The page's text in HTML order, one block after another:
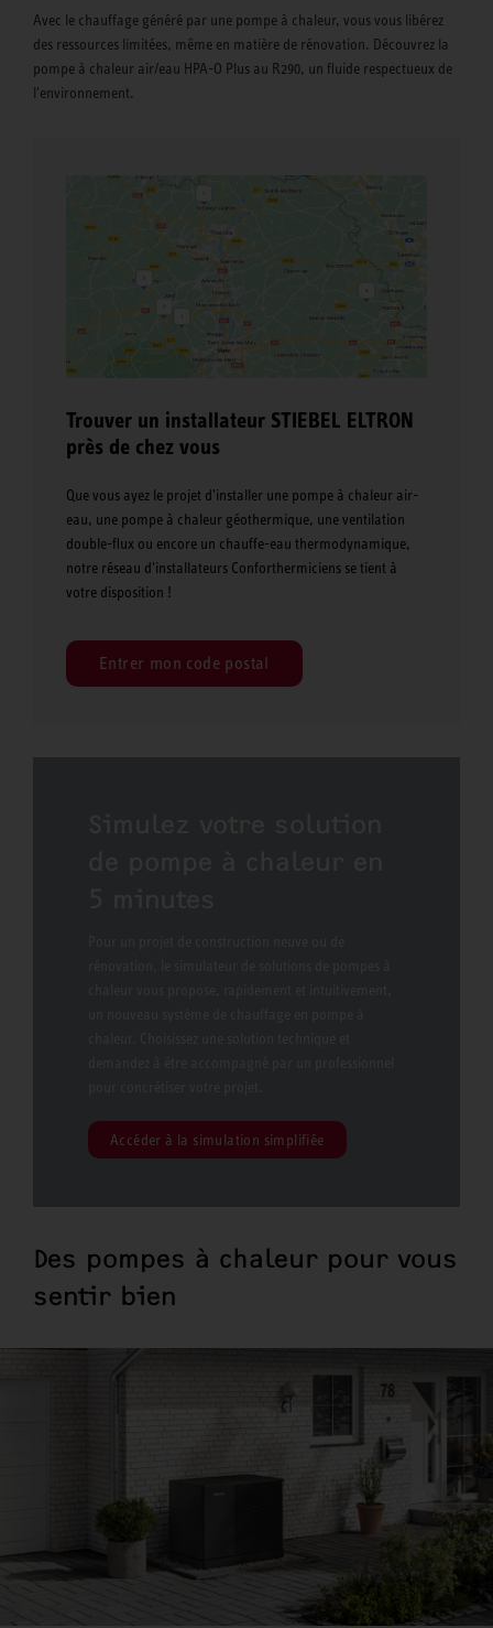
Avec le chauffage généré par une pompe à chaleur, vous vous libérez
des ressources limitées, même en matière de rénovation. Découvrez la
pompe à chaleur air/eau HPA-O Plus au R290, un fluide respectueux de
l'environnement.
Trouver un installateur STIEBEL ELTRON
près de chez vous
Que vous ayez le projet d'installer une pompe à chaleur air-
eau, une pompe à chaleur géothermique, une ventilation
double-flux ou encore un chauffe-eau thermodynamique,
notre réseau d'installateurs Conforthermiciens se tient à
votre disposition !
Entrer mon code postal
Accéder à la simulation simplifiée
Des pompes à chaleur pour vous
sentir bien